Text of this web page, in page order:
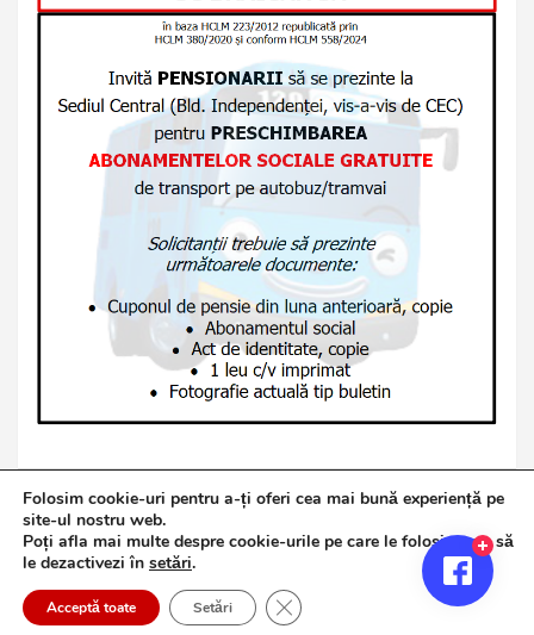
Copyright © 2026Jurnalul de Brăila
Politică de confidențialitate
Theme Horse
Proudly Powered by:WordPress
Folosim cookie-uri pentru a-ți oferi cea mai bună experiență pe
site-ul nostru web.
Poți afla mai multe despre cookie-urile pe care le folosim sau să
le dezactivezi în setări.
Acceptă toate Setări Close GDPR Cookie Banner